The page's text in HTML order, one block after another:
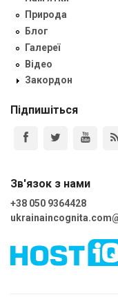
Природа
Блог
Галереї
Відео
Закордон
Підпишіться
Зв'язок з нами
+38 050 9364428